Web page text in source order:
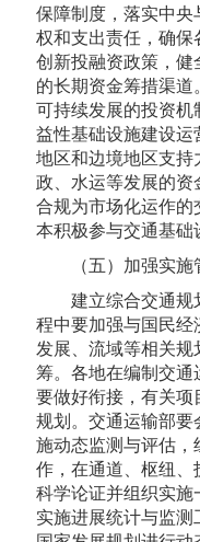
保障制度，落实中央
权和支出责任，确保
创新投融资政策，健
的长期资金筹措渠
可持续发展的投资机
益性基础设施建设运
地区和边境地区支持
政、水运等发展的资
合规为市场化运作的
本积极参与交通基础
（五）加强实施
建立综合交通规
程中要加强与国民经
发展、流域等相关
筹。各地在编制交通
要做好衔接，有关项
规划。交通运输部要
施动态监测与评估，
作，在通道、枢纽、
科学论证并组织实施
实施进展统计与监